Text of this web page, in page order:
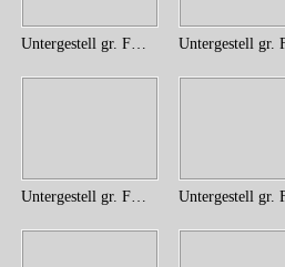
Untergestell gr. FKl. (1)
Untergestell gr. FKl. (13)